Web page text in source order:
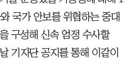
국가 안보를 위협하는 중대
구성해 신속 엄정 수사할
기자단 공지를 통해 이같이